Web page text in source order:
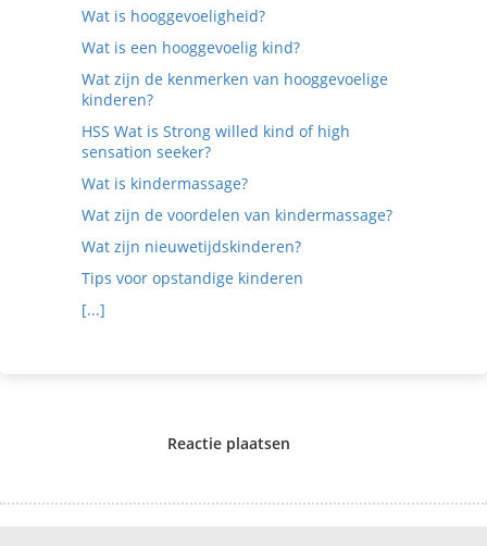
Wat is hooggevoeligheid?
Wat is een hooggevoelig kind?
Wat zijn de kenmerken van hooggevoelige
kinderen?
HSS Wat is Strong willed kind of high
sensation seeker?
Wat is kindermassage?
Wat zijn de voordelen van kindermassage?
Wat zijn nieuwetijdskinderen?
Tips voor opstandige kinderen
[...]
Reactie plaatsen